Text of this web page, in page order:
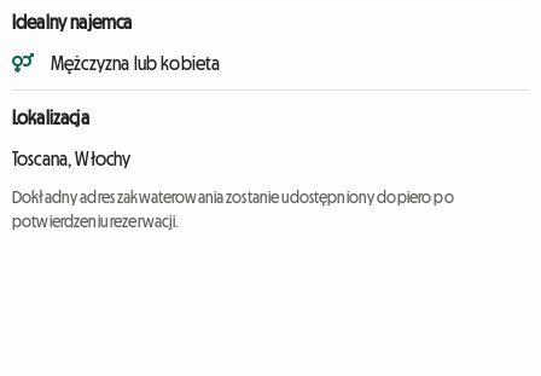
Idealny najemca
Mężczyzna lub kobieta
Lokalizacja
Toscana, Włochy
Dokładny adres zakwaterowania zostanie udostępniony dopiero po
potwierdzeniu rezerwacji.